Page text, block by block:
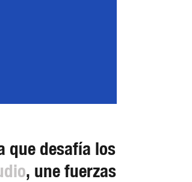
que desafía los
, une fuerzas